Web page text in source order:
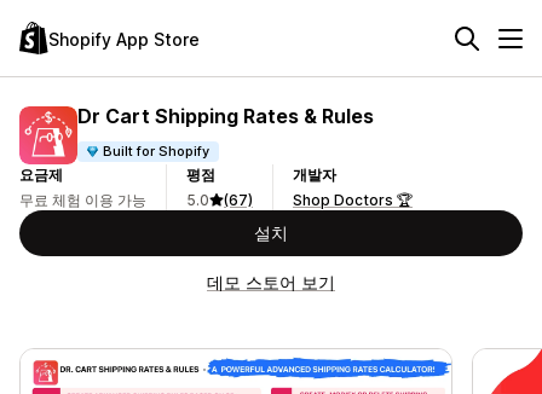
Shopify App Store
Dr Cart Shipping Rates & Rules
Built for Shopify
요금제
무료 체험 이용 가능
평점
5.0
(67)
개발자
Shop Doctors 🏆
설치
데모 스토어 보기